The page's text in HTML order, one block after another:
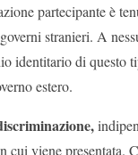
partecipante è
stranieri. A
identitario di questo
estero.
cui viene presentata.